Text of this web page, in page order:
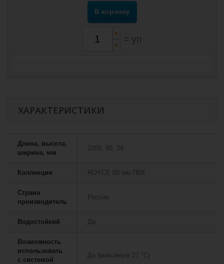
В корзину
= уп
ХАРАКТЕРИСТИКИ
Длина, высота,
ширина, мм
2200, 80, 24
Коллекция ROYCE 80 мм ПВХ
Страна
производитель
Россия
Водостойкий Да
Возможность
использовать
с системой
Да (максимум 27 °C)